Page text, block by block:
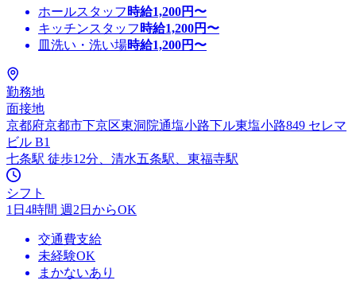
ホールスタッフ 時給1,200円〜
キッチンスタッフ 時給1,200円〜
皿洗い・洗い場時給1,200円〜
勤務地
面接地
京都府京都市下京区東洞院通塩小路下ル東塩小路849 セレマ
ビル B1
七条駅 徒歩12分、清水五条駅、東福寺駅
シフト
1日4時間 週2日からOK
交通費支給
未経験OK
まかないあり